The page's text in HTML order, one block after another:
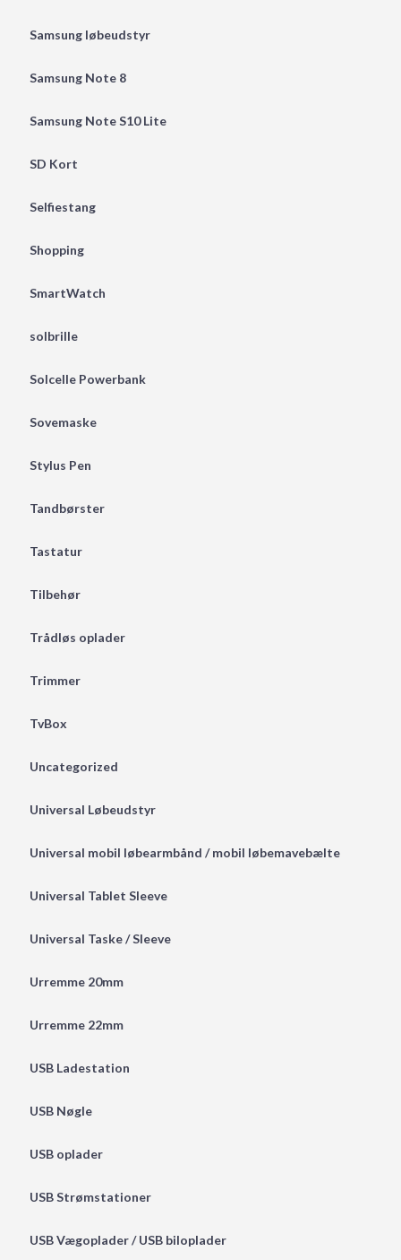
Samsung løbeudstyr
Samsung Note 8
Samsung Note S10 Lite
SD Kort
Selfiestang
Shopping
SmartWatch
solbrille
Solcelle Powerbank
Sovemaske
Stylus Pen
Tandbørster
Tastatur
Tilbehør
Trådløs oplader
Trimmer
TvBox
Uncategorized
Universal Løbeudstyr
Universal mobil løbearmbånd / mobil løbemavebælte
Universal Tablet Sleeve
Universal Taske / Sleeve
Urremme 20mm
Urremme 22mm
USB Ladestation
USB Nøgle
USB oplader
USB Strømstationer
USB Vægoplader / USB biloplader